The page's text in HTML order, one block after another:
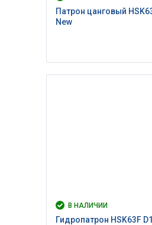
Патрон цанговый
New
В НАЛИЧИИ
Гидропатрон HSK63F